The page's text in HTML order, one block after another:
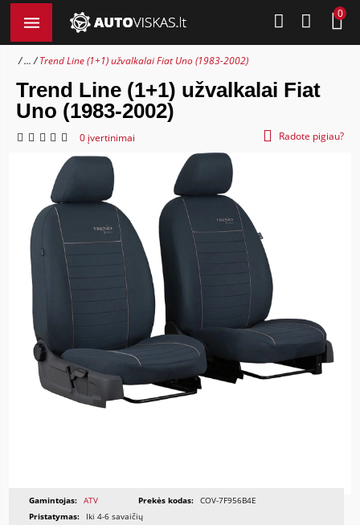
0
... Trend Line (1+1) užvalkalai Fiat Uno (1983-2002)
Trend Line (1+1) užvalkalai Fiat
Uno (1983-2002)
0 įvertinimai Radote pigiau?
Gamintojas: ATV Prekės kodas: COV-7F956B4E
Pristatymas:
Iki 4-6 savaičių